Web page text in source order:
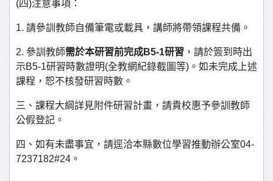
(四)注意事項：
1. 請參訓教師自備筆電或載具，講師將帶領課程共備。
2. 參訓教師需於本研習前完成B5-1研習 ，請於簽到時出
示B5-1研習時數證明(全教網紀錄截圖等)。如未完成上述
課程，恕不核發研習時數。
三、課程大綱詳見附件研習計畫，請貴校惠予參訓教師
公假登記。
四、如有未盡事宜，請逕洽本縣數位學習推動辦公室04-
7237182#24。